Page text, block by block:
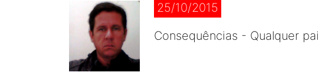
25/10/2015
Consequências - Qualquer